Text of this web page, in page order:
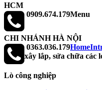
HCM
0909.674.179
CHI NHÁNH HÀ NỘI
0363.036.179Home
Menu
xây lắp, sửa chữa các
Lò công nghiệp